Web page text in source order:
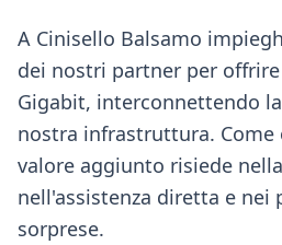
A Cinisello Balsamo
dei nostri partner per
Gigabit, interconnettendo
nostra infrastruttura.
valore aggiunto risiede
nell'assistenza diretta e nei
sorprese.